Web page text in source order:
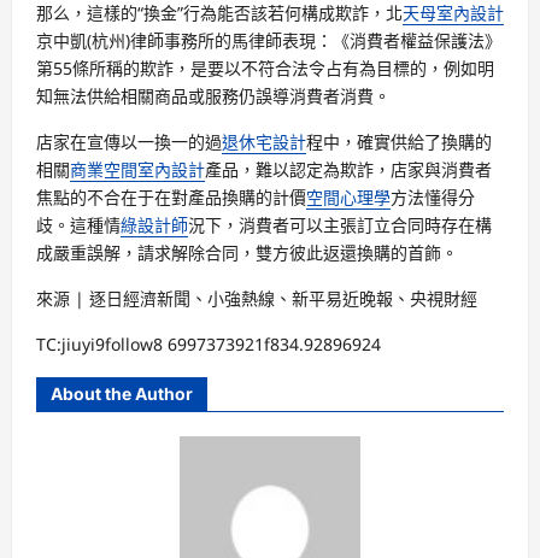
那么，這樣的“換金”行為能否該若何構成欺詐，北天母室內設計
京中凱(杭州)律師事務所的馬律師表現：《消費者權益保護法》
第55條所稱的欺詐，是要以不符合法令占有為目標的，例如明
知無法供給相關商品或服務仍誤導消費者消費。
店家在宣傳以一換一的過退休宅設計程中，確實供給了換購的
相關商業空間室內設計產品，難以認定為欺詐，店家與消費者
焦點的不合在于在對產品換購的計價空間心理學方法懂得分
歧。這種情綠設計師況下，消費者可以主張訂立合同時存在構
成嚴重誤解，請求解除合同，雙方彼此返還換購的首飾。
來源 | 逐日經濟新聞、小強熱線、新平易近晚報、央視財經
TC:jiuyi9follow8 6997373921f834.92896924
About the Author